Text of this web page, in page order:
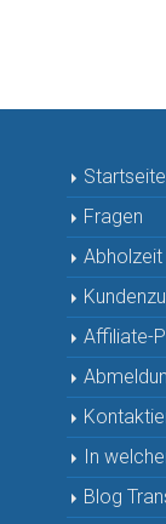
Startseite
Fragen
Affiliate-
In
Blog